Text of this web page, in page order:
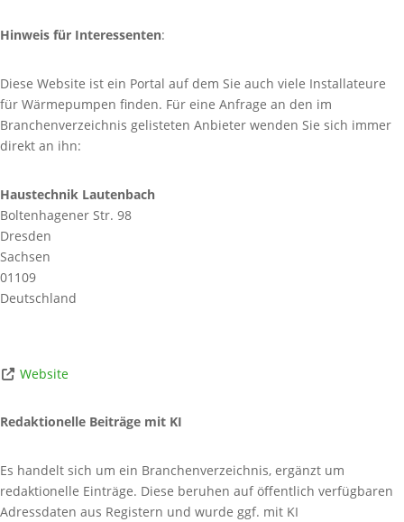
Hinweis für Interessenten:
Diese Website ist ein Portal auf dem Sie auch viele Installateure
für Wärmepumpen finden. Für eine Anfrage an den im
Branchenverzeichnis gelisteten Anbieter wenden Sie sich immer
direkt an ihn:
Haustechnik Lautenbach
Boltenhagener Str. 98
Dresden
Sachsen
01109
Deutschland
Website
Redaktionelle Beiträge mit KI
Es handelt sich um ein Branchenverzeichnis, ergänzt um
redaktionelle Einträge. Diese beruhen auf öffentlich verfügbaren
Adressdaten aus Registern und wurde ggf. mit KI